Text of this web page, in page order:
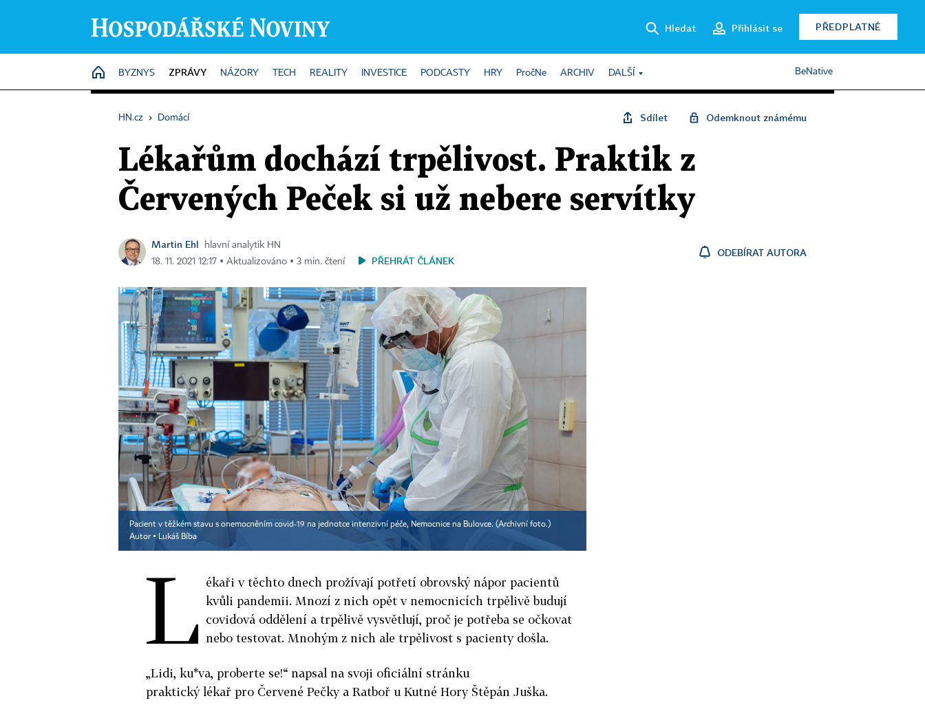
Hledat Přihlásit se PŘEDPLATNÉ
HOME
BYZNYS ZPRÁVY NÁZORY TECH REALITY INVESTICE PODCASTY HRY PročNe ARCHIV DALŠÍ BeNative
HN.cz › Domácí Sdílet Odemknout známému
Lékařům dochází trpělivost. Praktik z
Červených Peček si už nebere servítky
Martin Ehl
hlavní analytik HN
18. 11. 2021 12:17 ▪ Aktualizováno ▪ 3 min. čtení
PŘEHRÁT ČLÁNEK
ODEBÍRAT AUTORA
Pacient v těžkém stavu s onemocněním covid-19 na jednotce intenzivní péče, Nemocnice na Bulovce. (Archivní foto.)
Autor ▪ Lukáš Bíba
L ékaři v těchto dnech prožívají potřetí obrovský nápor pacientů
kvůli pandemii. Mnozí z nich opět v nemocnicích trpělivě budují
covidová oddělení a trpělivě vysvětlují, proč je potřeba se očkovat
nebo testovat. Mnohým z nich ale trpělivost s pacienty došla.
„Lidi, ku*va, proberte se!“ napsal na svoji oficiální stránku
praktický lékař pro Červené Pečky a Ratboř u Kutné Hory Štěpán Juška.